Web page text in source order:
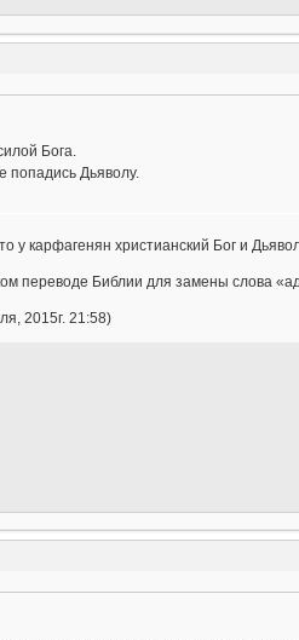
Бога.
попадись Дьяволу.
у карфагенян христианский Бог и
переводе Библии для замены слова
2015г. 21:58)